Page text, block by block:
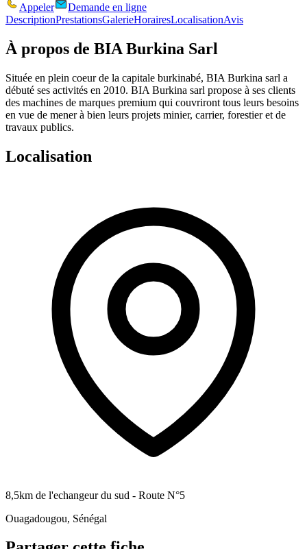
Appeler
Demande en ligne
DescriptionPrestationsGalerieHorairesLocalisationAvis
À propos de BIA Burkina Sarl
Située en plein coeur de la capitale burkinabé, BIA Burkina sarl a
débuté ses activités en 2010. BIA Burkina sarl propose à ses clients
des machines de marques premium qui couvriront tous leurs besoins
en vue de mener à bien leurs projets minier, carrier, forestier et de
travaux publics.
Localisation
8,5km de l'echangeur du sud - Route N°5
Ouagadougou, Sénégal